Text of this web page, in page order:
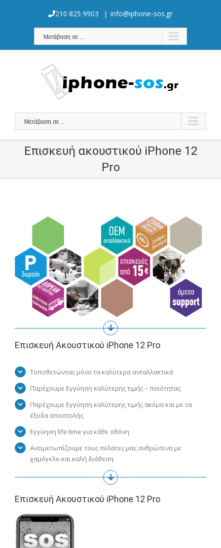
210 825 9903 | info@iphone-sos.gr
Μετάβαση σε ...
Μετάβαση σε ...
Επισκευή ακουστικού iPhone 12
Pro
Επισκευή Ακουστικού iPhone 12 Pro
Τοποθετώντας μόνο τα καλύτερα ανταλλακτικά
Παρέχουμε Εγγύηση καλύτερης τιμής – ποιότητας
Παρέχουμε Εγγύηση καλύτερης τιμής ακόμα και με τα
έξοδα αποστολής
Εγγύηση life time για κάθε οθόνη
Αντιμετωπίζουμε τους πελάτες μας ανθρώπινα με
χαμόγελο και καλή διάθεση.
Επισκευή Ακουστικού iPhone 12 Pro